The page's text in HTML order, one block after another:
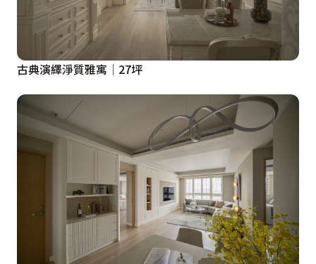
古典演繹淨質雅寓│27坪